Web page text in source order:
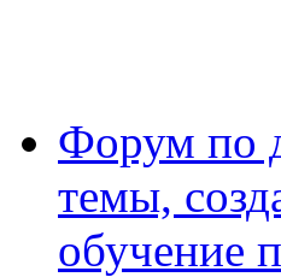
Форум по
темы,
обучение